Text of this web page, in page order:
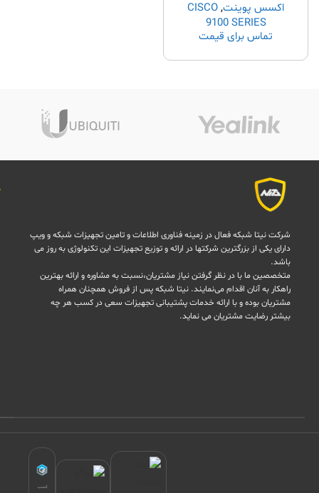
اکسس پوینت,
CISCO
9100 SERIES
تماس برای قیمت
شرکت نیتا شبکه فعال در زمینه فناوری اطلاعات و تامین تجهیزات شبکه و ویپ
دارای یکی از بزرگترین شرکتها در ارائه و توزیع تجهیزات این تکنولوژی به روز می
باشد.
متخصصین ما با در نظر گرفتن نیاز مشتریان،نسبت به مشاوره و ارائه بهترین
راهکار به آنان اقدام می‌نمایند. نیتا شبکه پس از فروش همچنان همراه
مشتریان بوده و با ارائه خدمات پشتیبانی تجهیزات سعی در کسب هر چه
بیشتر رضایت مشتریان می نماید.
کسب